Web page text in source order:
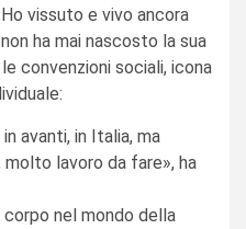
vissuto e vivo ancora
ha mai nascosto la sua
convenzioni sociali, icona
avanti, in Italia, ma
lavoro da fare», ha
nel mondo della